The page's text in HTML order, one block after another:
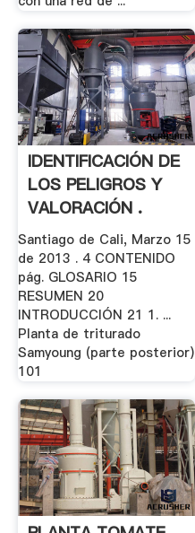
IDENTIFICACIÓN DE
LOS PELIGROS Y
VALORACIÓN .
Santiago de Cali, Marzo 15
de 2013 . 4 CONTENIDO
pág. GLOSARIO 15
RESUMEN 20
INTRODUCCIÓN 21 1. ...
Planta de triturado
Samyoung (parte posterior)
101